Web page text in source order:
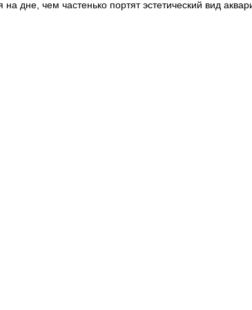
дне, чем частенько портят эстетический вид